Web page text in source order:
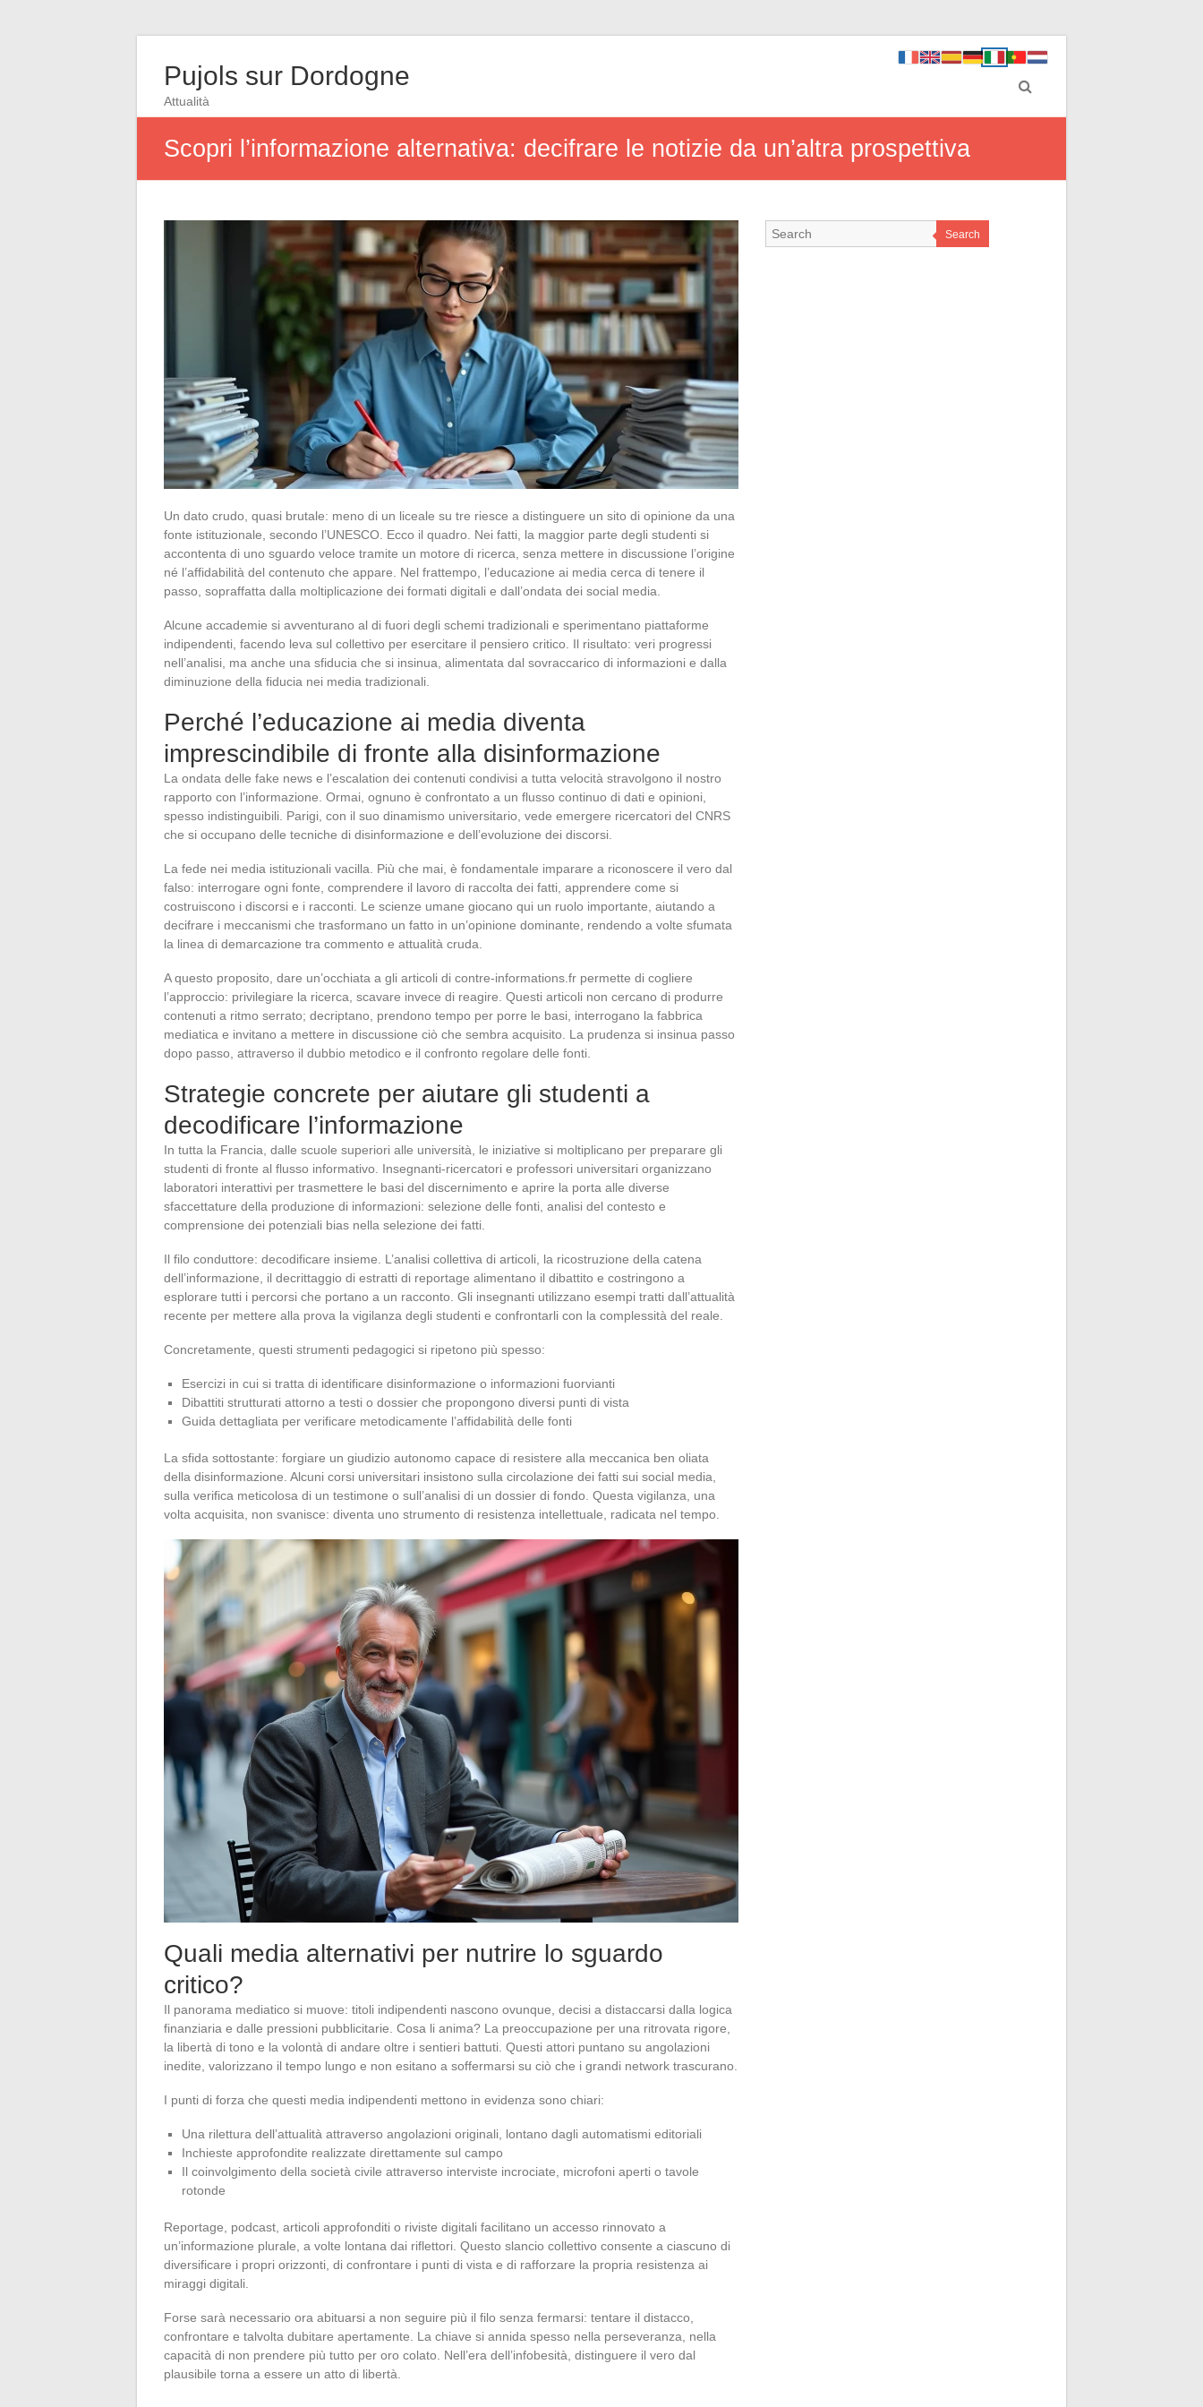
Pujols sur Dordogne
Attualità
Scopri l’informazione alternativa: decifrare le notizie da un’altra prospettiva
Un dato crudo, quasi brutale: meno di un liceale su tre riesce a distinguere un sito di opinione da una
fonte istituzionale, secondo l’UNESCO. Ecco il quadro. Nei fatti, la maggior parte degli studenti si
accontenta di uno sguardo veloce tramite un motore di ricerca, senza mettere in discussione l’origine
né l’affidabilità del contenuto che appare. Nel frattempo, l’educazione ai media cerca di tenere il
passo, sopraffatta dalla moltiplicazione dei formati digitali e dall’ondata dei social media.
Alcune accademie si avventurano al di fuori degli schemi tradizionali e sperimentano piattaforme
indipendenti, facendo leva sul collettivo per esercitare il pensiero critico. Il risultato: veri progressi
nell’analisi, ma anche una sfiducia che si insinua, alimentata dal sovraccarico di informazioni e dalla
diminuzione della fiducia nei media tradizionali.
Perché l’educazione ai media diventa
imprescindibile di fronte alla disinformazione
La ondata delle fake news e l’escalation dei contenuti condivisi a tutta velocità stravolgono il nostro
rapporto con l’informazione. Ormai, ognuno è confrontato a un flusso continuo di dati e opinioni,
spesso indistinguibili. Parigi, con il suo dinamismo universitario, vede emergere ricercatori del CNRS
che si occupano delle tecniche di disinformazione e dell’evoluzione dei discorsi.
La fede nei media istituzionali vacilla. Più che mai, è fondamentale imparare a riconoscere il vero dal
falso: interrogare ogni fonte, comprendere il lavoro di raccolta dei fatti, apprendere come si
costruiscono i discorsi e i racconti. Le scienze umane giocano qui un ruolo importante, aiutando a
decifrare i meccanismi che trasformano un fatto in un’opinione dominante, rendendo a volte sfumata
la linea di demarcazione tra commento e attualità cruda.
A questo proposito, dare un’occhiata a gli articoli di contre-informations.fr permette di cogliere
l’approccio: privilegiare la ricerca, scavare invece di reagire. Questi articoli non cercano di produrre
contenuti a ritmo serrato; decriptano, prendono tempo per porre le basi, interrogano la fabbrica
mediatica e invitano a mettere in discussione ciò che sembra acquisito. La prudenza si insinua passo
dopo passo, attraverso il dubbio metodico e il confronto regolare delle fonti.
Strategie concrete per aiutare gli studenti a
decodificare l’informazione
In tutta la Francia, dalle scuole superiori alle università, le iniziative si moltiplicano per preparare gli
studenti di fronte al flusso informativo. Insegnanti-ricercatori e professori universitari organizzano
laboratori interattivi per trasmettere le basi del discernimento e aprire la porta alle diverse
sfaccettature della produzione di informazioni: selezione delle fonti, analisi del contesto e
comprensione dei potenziali bias nella selezione dei fatti.
Il filo conduttore: decodificare insieme. L’analisi collettiva di articoli, la ricostruzione della catena
dell’informazione, il decrittaggio di estratti di reportage alimentano il dibattito e costringono a
esplorare tutti i percorsi che portano a un racconto. Gli insegnanti utilizzano esempi tratti dall’attualità
recente per mettere alla prova la vigilanza degli studenti e confrontarli con la complessità del reale.
Concretamente, questi strumenti pedagogici si ripetono più spesso:
Esercizi in cui si tratta di identificare disinformazione o informazioni fuorvianti
Dibattiti strutturati attorno a testi o dossier che propongono diversi punti di vista
Guida dettagliata per verificare metodicamente l’affidabilità delle fonti
La sfida sottostante: forgiare un giudizio autonomo capace di resistere alla meccanica ben oliata
della disinformazione. Alcuni corsi universitari insistono sulla circolazione dei fatti sui social media,
sulla verifica meticolosa di un testimone o sull’analisi di un dossier di fondo. Questa vigilanza, una
volta acquisita, non svanisce: diventa uno strumento di resistenza intellettuale, radicata nel tempo.
Quali media alternativi per nutrire lo sguardo
critico?
Il panorama mediatico si muove: titoli indipendenti nascono ovunque, decisi a distaccarsi dalla logica
finanziaria e dalle pressioni pubblicitarie. Cosa li anima? La preoccupazione per una ritrovata rigore,
la libertà di tono e la volontà di andare oltre i sentieri battuti. Questi attori puntano su angolazioni
inedite, valorizzano il tempo lungo e non esitano a soffermarsi su ciò che i grandi network trascurano.
I punti di forza che questi media indipendenti mettono in evidenza sono chiari:
Una rilettura dell’attualità attraverso angolazioni originali, lontano dagli automatismi editoriali
Inchieste approfondite realizzate direttamente sul campo
Il coinvolgimento della società civile attraverso interviste incrociate, microfoni aperti o tavole
rotonde
Reportage, podcast, articoli approfonditi o riviste digitali facilitano un accesso rinnovato a
un’informazione plurale, a volte lontana dai riflettori. Questo slancio collettivo consente a ciascuno di
diversificare i propri orizzonti, di confrontare i punti di vista e di rafforzare la propria resistenza ai
miraggi digitali.
Forse sarà necessario ora abituarsi a non seguire più il filo senza fermarsi: tentare il distacco,
confrontare e talvolta dubitare apertamente. La chiave si annida spesso nella perseveranza, nella
capacità di non prendere più tutto per oro colato. Nell’era dell’infobesità, distinguere il vero dal
plausibile torna a essere un atto di libertà.
Search